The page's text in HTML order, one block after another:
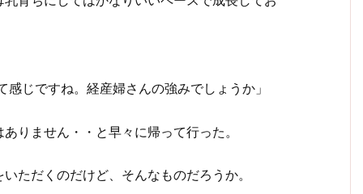
じですね。経産婦さんの強みでしょうか」
りません・・と早々に帰って行った。
ただくのだけど、そんなものだろうか。